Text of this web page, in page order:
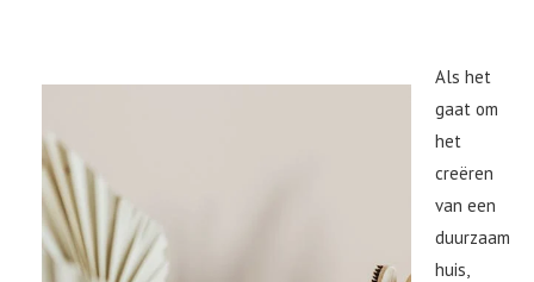
Als het
gaat om
het
creëren
van een
duurzaam
huis,